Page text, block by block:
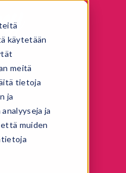
käytetään
meitä
tietoja
ja
ja
muiden